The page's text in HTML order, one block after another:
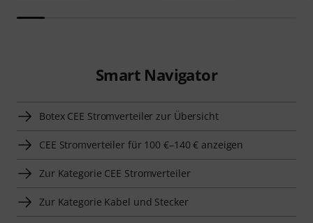
Smart Navigator
Botex CEE Stromverteiler zur Übersicht
CEE Stromverteiler für 100 €–140 € anzeigen
Zur Kategorie CEE Stromverteiler
Zur Kategorie Kabel und Stecker